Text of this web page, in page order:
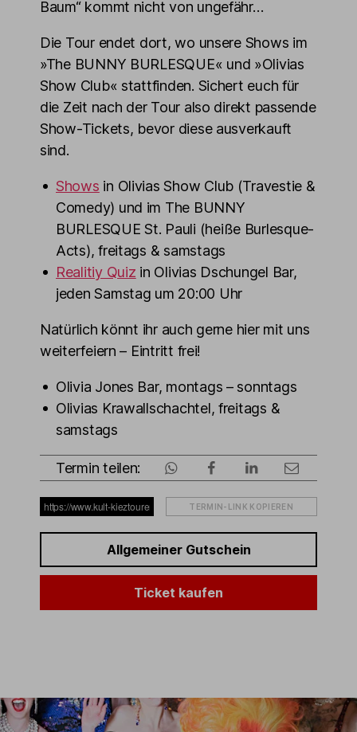
Baum“ kommt nicht von ungefähr…
Die Tour endet dort, wo unsere Shows im
»The BUNNY BURLESQUE« und »Olivias
Show Club« stattfinden. Sichert euch für
die Zeit nach der Tour also direkt passende
Show-Tickets, bevor diese ausverkauft
sind.
Shows in Olivias Show Club (Travestie &
Comedy) und im The BUNNY
BURLESQUE St. Pauli (heiße Burlesque-
Acts), freitags & samstags
Realitiy Quiz in Olivias Dschungel Bar,
jeden Samstag um 20:00 Uhr
Natürlich könnt ihr auch gerne hier mit uns
weiterfeiern – Eintritt frei!
Olivia Jones Bar, montags – sonntags
Olivias Krawallschachtel, freitags &
samstags
Termin teilen:
TERMIN-LINK KOPIEREN
Allgemeiner Gutschein
Ticket kaufen